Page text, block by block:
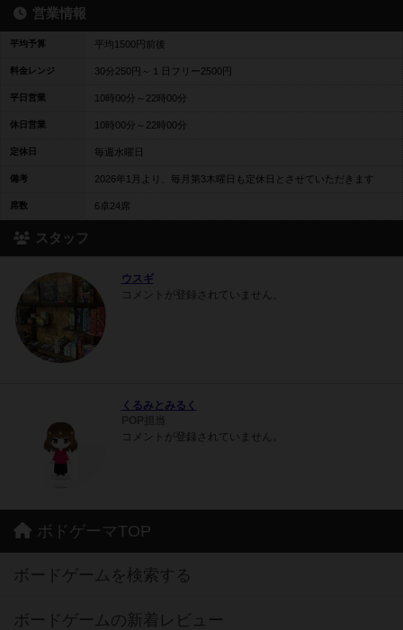
営業情報
平均予算 平均1500円前後
料金レンジ 30分250円～１日フリー2500円
平日営業 10時00分～22時00分
休日営業 10時00分～22時00分
定休日 毎週水曜日
備考 2026年1月より、毎月第3木曜日も定休日とさせていただきます
席数 6卓24席
スタッフ
ウスギ
コメントが登録されていません。
くるみとみるく
コメントが登録されていません。
ボドゲーマTOP
ボードゲームを検索する
ボードゲームの新着レビュー